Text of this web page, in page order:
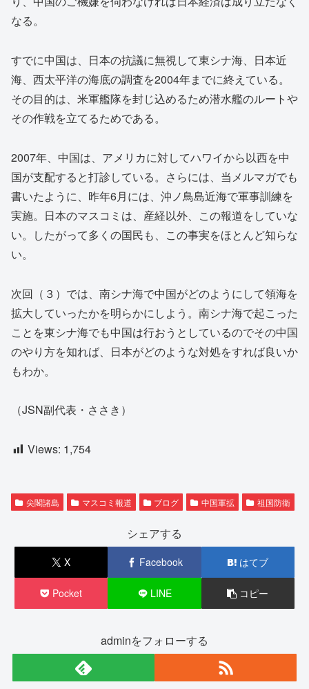
なる。
すでに中国は、日本の抗議に無視して東シナ海、日本近
海、西太平洋の海底の調査を2004年までに終えている。
その目的は、米軍艦隊を封じ込めるため潜水艦のルートや
その作戦を立てるためである。
2007年、中国は、アメリカに対してハワイから以西を中
国が支配すると打診している。さらには、当メルマガでも
書いたように、昨年6月には、沖ノ鳥島近海で軍事訓練を
実施。日本のマスコミは、産経以外、この報道をしていな
い。したがって多くの国民も、この事実をほとんど知らな
い。
次回（３）では、南シナ海で中国がどのようにして領海を
拡大していったかを明らかにしよう。南シナ海で起こった
ことを東シナ海でも中国は行おうとしているのでその中国
のやり方を知れば、日本がどのような対処をすれば良いか
もわか。
（JSN副代表・ささき）
Views: 1,754
尖閣諸島 マスコミ報道 ブログ 中国軍拡 祖国防衛
シェアする
X Facebook はてブ
Pocket LINE コピー
adminをフォローする